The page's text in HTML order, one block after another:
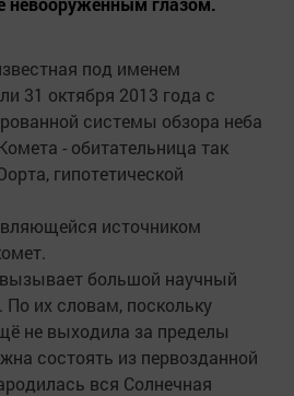
под именем
31 октября 2013 года с
системы обзора неба
- обитательница так
гипотетической
источником
большой научный
По их словам, поскольку
не выходила за пределы
состоять из первозданной
вся Солнечная